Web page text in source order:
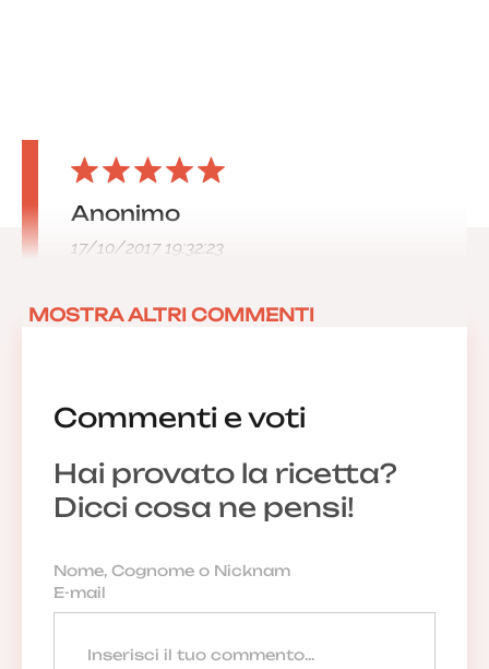
Commenti e voti
Hai provato la ricetta?
Dicci cosa ne pensi!
Anonimo
17/10/2017 19:32:23
MOSTRA ALTRI COMMENTI